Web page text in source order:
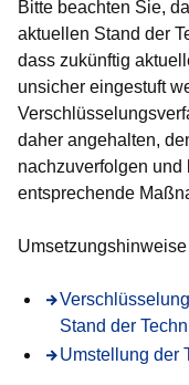
Bitte beachten Sie,
aktuellen Stand der
dass zukünftig
unsicher eingestuft
daher angehalten,
nachzuverfolgen
entsprechende
Stand der
Umstellung der